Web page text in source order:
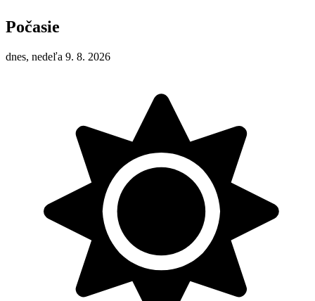
Počasie
dnes, nedeľa 9. 8. 2026